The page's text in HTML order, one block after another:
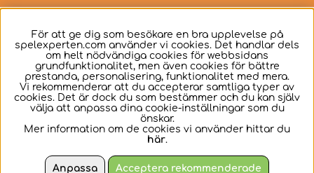
Svenska
För att ge dig som besökare en bra upplevelse på
spelexperten.com använder vi cookies. Det handlar dels
om helt nödvändiga cookies för webbsidans
grundfunktionalitet, men även cookies för bättre
prestanda, personalisering, funktionalitet med mera.
Vi rekommenderar att du accepterar samtliga typer av
cookies. Det är dock du som bestämmer och du kan själv
välja att anpassa dina cookie-inställningar som du
önskar.
Mer information om de cookies vi använder hittar du
här.
Anpassa Acceptera rekommenderade